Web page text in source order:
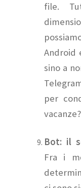
file.
Android
sino a
per
vacanze?
Bot: il
Fra i